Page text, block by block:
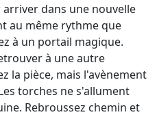
dans une nouvelle
au même rythme que
à un portail magique.
à une autre
la pièce, mais l'avènement
torches ne s'allument
Rebroussez chemin et